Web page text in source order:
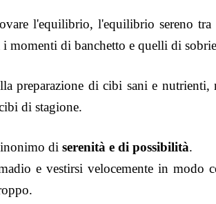
l'equilibrio, l'equilibrio sereno
momenti di banchetto e quelli di
preparazione di cibi sani e nutrienti,
di stagione.
di serenità e di possibilità.
e vestirsi velocemente in modo